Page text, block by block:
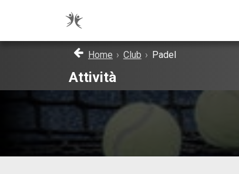
Home › Club › Padel
Attività